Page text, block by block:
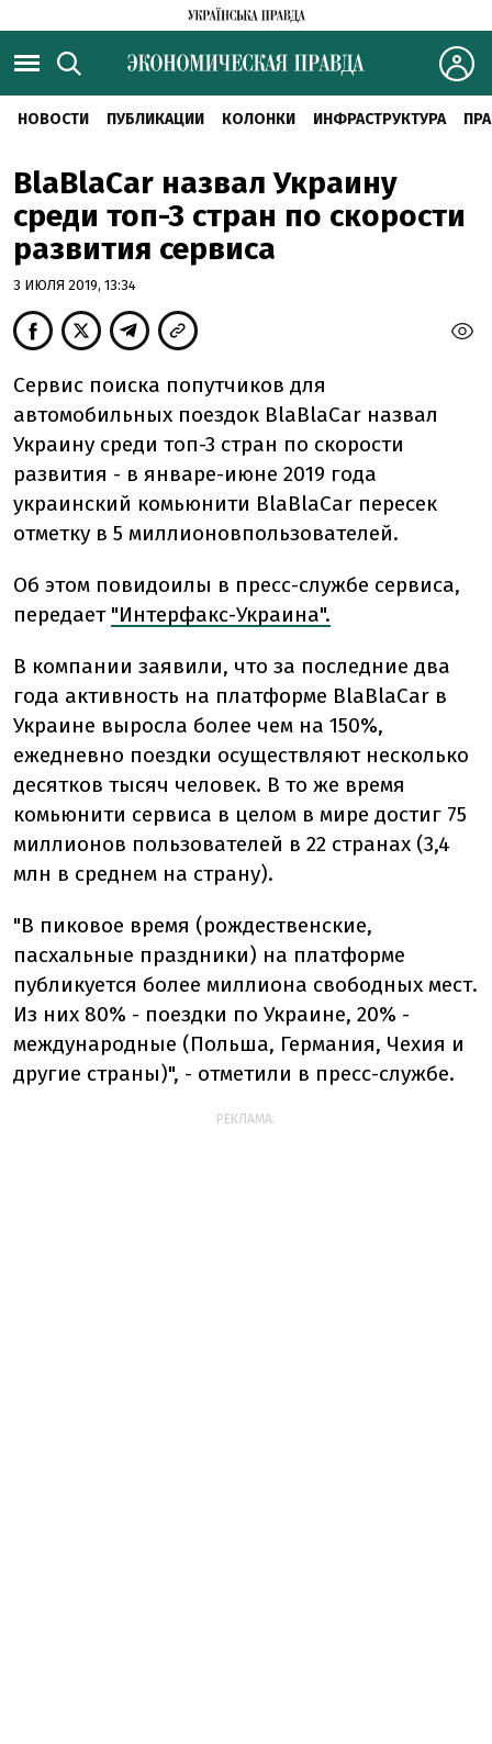
НОВОСТИ ПУБЛИКАЦИИ КОЛОНКИ ИНФРАСТРУКТУРА
BlaBlaCar назвал Украину
среди топ-3 стран по скорости
развития сервиса
3 ИЮЛЯ 2019, 13:34
Сервис поиска попутчиков для
автомобильных поездок BlaBlaCar назвал
Украину среди топ-3 стран по скорости
развития - в январе-июне 2019 года
украинский комьюнити BlaBlaCar пересек
отметку в 5 миллионовпользователей.
Об этом повидоилы в пресс-службе сервиса,
передает "Интерфакс-Украина".
В компании заявили, что за последние два
года активность на платформе BlaBlaCar в
Украине выросла более чем на 150%,
ежедневно поездки осуществляют несколько
десятков тысяч человек. В то же время
комьюнити сервиса в целом в мире достиг 75
миллионов пользователей в 22 странах (3,4
млн в среднем на страну).
"В пиковое время (рождественские,
пасхальные праздники) на платформе
публикуется более миллиона свободных мест.
Из них 80% - поездки по Украине, 20% -
международные (Польша, Германия, Чехия и
другие страны)", - отметили в пресс-службе.
РЕКЛАМА: